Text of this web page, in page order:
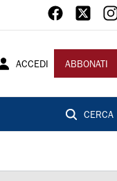
ACCEDI ABBONATI
CERCA